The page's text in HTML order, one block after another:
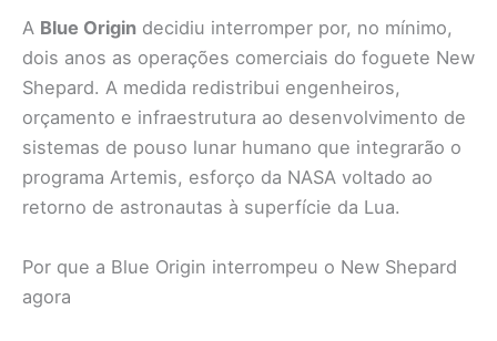
A Blue Origin decidiu interromper por, no mínimo,
dois anos as operações comerciais do foguete New
Shepard. A medida redistribui engenheiros,
orçamento e infraestrutura ao desenvolvimento de
sistemas de pouso lunar humano que integrarão o
programa Artemis, esforço da NASA voltado ao
retorno de astronautas à superfície da Lua.
Por que a Blue Origin interrompeu o New Shepard
agora